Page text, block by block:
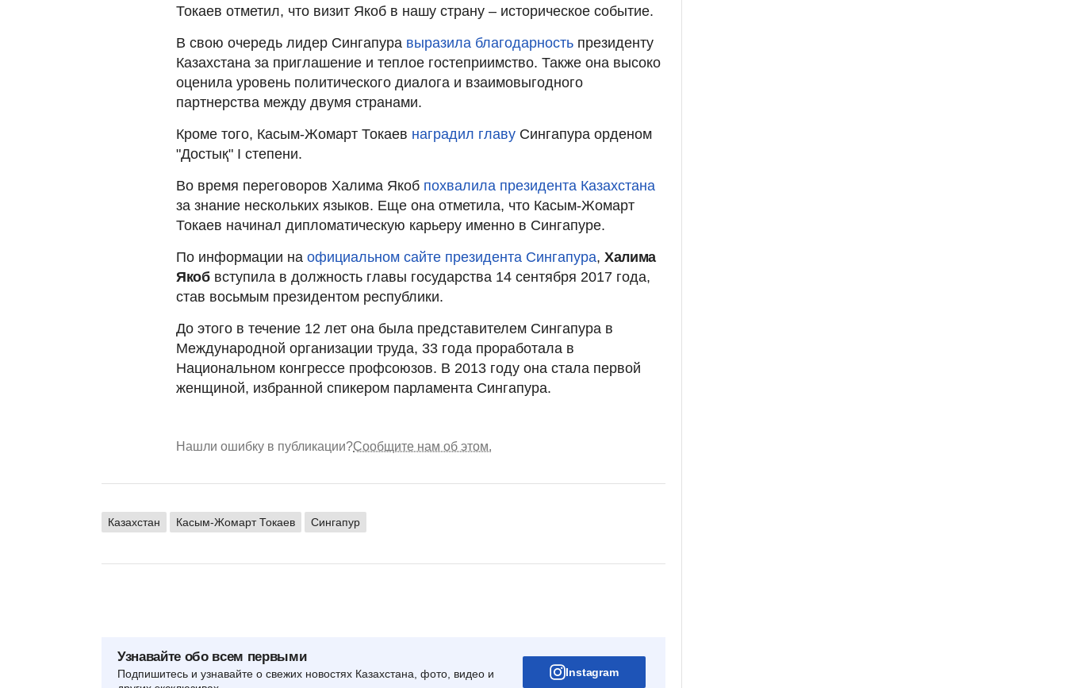
Токаев отметил, что визит Якоб в нашу страну – историческое событие.
В свою очередь лидер Сингапура выразила благодарность президенту
Казахстана за приглашение и теплое гостеприимство. Также она высоко
оценила уровень политического диалога и взаимовыгодного
партнерства между двумя странами.
Кроме того, Касым-Жомарт Токаев наградил главу Сингапура орденом
"Достық" І степени.
Во время переговоров Халима Якоб похвалила президента Казахстана
за знание нескольких языков. Еще она отметила, что Касым-Жомарт
Токаев начинал дипломатическую карьеру именно в Сингапуре.
По информации на официальном сайте президента Сингапура, Халима
Якобвступила в должность главы государства 14 сентября 2017 года,
став восьмым президентом республики.
До этого в течение 12 лет она была представителем Сингапура в
Международной организации труда, 33 года проработала в
Национальном конгрессе профсоюзов. В 2013 году она стала первой
женщиной, избранной спикером парламента Сингапура.
Нашли ошибку в публикации?Сообщите нам об этом.
Казахстан Касым-Жомарт Токаев Сингапур
Узнавайте обо всем первыми
Подпишитесь и узнавайте о свежих новостях Казахстана, фото, видео и
Instagram